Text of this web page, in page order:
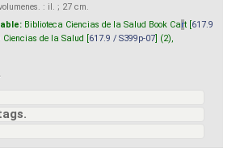
: il. ; 27 cm.
Biblioteca Ciencias de la Salud Book Cart [ 617.9
Ciencias de la Salud [ 617.9 / S399p-07 ] (2),